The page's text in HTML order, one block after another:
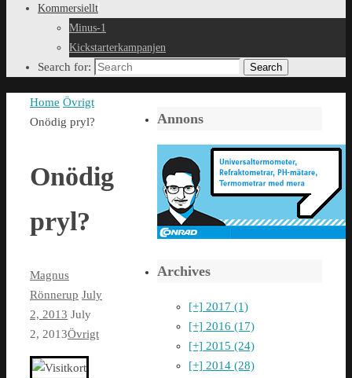
Kommersiellt
Minus-1
Kickstarterkampanjen
Search for: Search
Home Övrigt
Onödig pryl?
Onödig
pryl?
Magnus
Rönnerup July
2, 2013 July
2, 2013Övrigt
Annons
Archives
[+] 2017 (1)
[+] 2016 (17)
[+] 2015 (24)
[+] 2014 (28)